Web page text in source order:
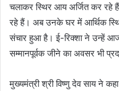
चलाकर स्थिर आय अर्जित कर रहे
रहे हैं। अब उनके घर में आर्थिक
संचार हुआ है। ई-रिक्शा ने उन्हें
सम्मानपूर्वक जीने का अवसर भी
मुख्यमंत्री श्री विष्णु देव साय ने